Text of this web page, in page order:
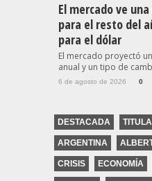
El mercado ve
para el resto del
para el dólar
El mercado proyectó
anual y un tipo de
6 de agosto de 2026 0
DESTACADA
ARGENTINA
CRISIS ECONOMÍA